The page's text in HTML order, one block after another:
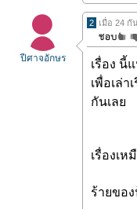
ปีศาจอักษร
2 เมื่อ 24 กั
เรื่อง นี้
เพื่อเล่
กันเลย
เรื่องเ
ร้ายขอ